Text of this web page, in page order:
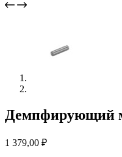
Демпфирующий
1 379,00 ₽